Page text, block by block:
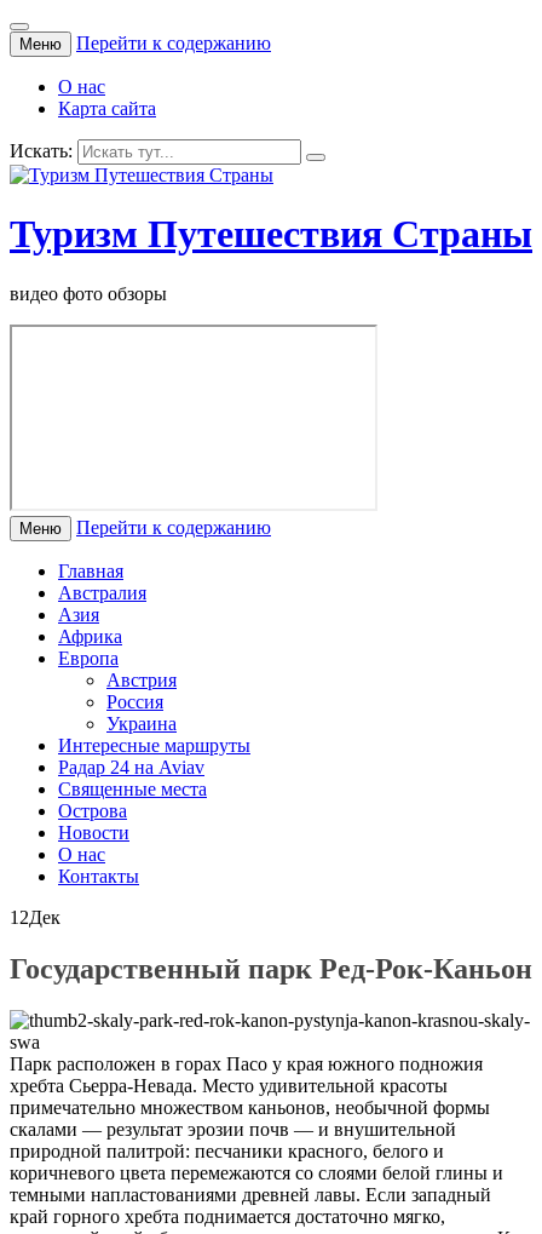
Меню Перейти к содержанию
О нас
Карта сайта
Искать:
Туризм Путешествия Страны
видео фото обзоры
Меню Перейти к содержанию
Главная
Австралия
Азия
Африка
Европа
Австрия
Россия
Украина
Интересные маршруты
Радар 24 на Aviav
Священные места
Острова
Новости
О нас
Контакты
12Дек
Государственный парк Ред-Рок-Каньон
Парк расположен в горах Пасо у края южного подножия
хребта Сьерра-Невада. Место удивительной красоты
примечательно множеством каньонов, необычной формы
скалами — результат эрозии почв — и внушительной
природной палитрой: песчаники красного, белого и
коричневого цвета перемежаются со слоями белой глины и
темными напластованиями древней лавы. Если западный
край горного хребта поднимается достаточно мягко,